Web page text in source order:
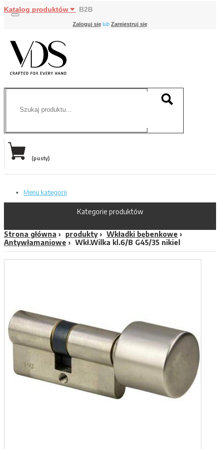
Katalog produktów B2B
Zaloguj się lub Zarejestruj się
(pusty)
Menu kategorii
Kategorie produktów
Strona główna produkty
Wkładki bębenkowe
Antywłamaniowe
Wkł.Wilka kl.6/B G45/35 nikiel